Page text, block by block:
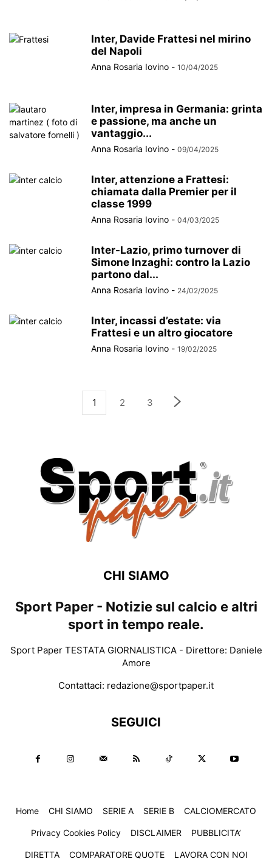
Inter, Davide Frattesi nel mirino
del Napoli
Anna Rosaria Iovino - 10/04/2025
Inter, impresa in Germania: grinta
e passione, ma anche un
vantaggio...
Anna Rosaria Iovino - 09/04/2025
Inter, attenzione a Frattesi:
chiamata dalla Premier per il
classe 1999
Anna Rosaria Iovino - 04/03/2025
Inter-Lazio, primo turnover di
Simone Inzaghi: contro la Lazio
partono dal...
Anna Rosaria Iovino - 24/02/2025
Inter, incassi d’estate: via
Frattesi e un altro giocatore
Anna Rosaria Iovino - 19/02/2025
1 2 3
CHI SIAMO
Sport Paper - Notizie sul calcio e altri
sport in tempo reale.
Sport Paper TESTATA GIORNALISTICA - Direttore: Daniele
Amore
Contattaci: redazione@sportpaper.it
SEGUICI
Home CHI SIAMO SERIE A SERIE B CALCIOMERCATO
Privacy Cookies Policy DISCLAIMER PUBBLICITA’
DIRETTA COMPARATORE QUOTE LAVORA CON NOI